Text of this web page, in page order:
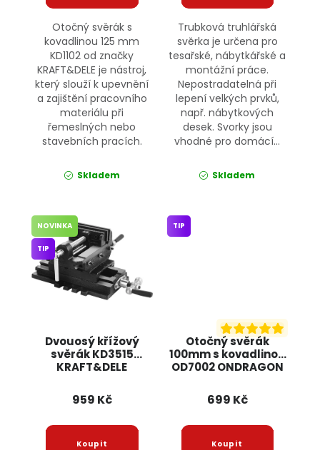
Otočný svěrák s
kovadlinou 125 mm
KD1102 od značky
KRAFT&DELE je nástroj,
který slouží k upevnění
a zajištění pracovního
materiálu při
řemeslných nebo
stavebních pracích.
Skladem
Trubková truhlářská
svěrka je určena pro
tesařské, nábytkářské a
montážní práce.
Nepostradatelná při
lepení velkých prvků,
např. nábytkových
desek. Svorky jsou
vhodné pro domácí...
Skladem
Dvouosý křížový
svěrák KD3515
KRAFT&DELE
NOVINKA
TIP
959 Kč
Otočný svěrák
100mm s kovadlinou
OD7002 ONDRAGON
TIP
699 Kč